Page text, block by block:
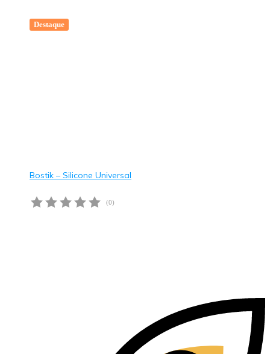
Destaque
Bostik – Silicone Universal
(0)